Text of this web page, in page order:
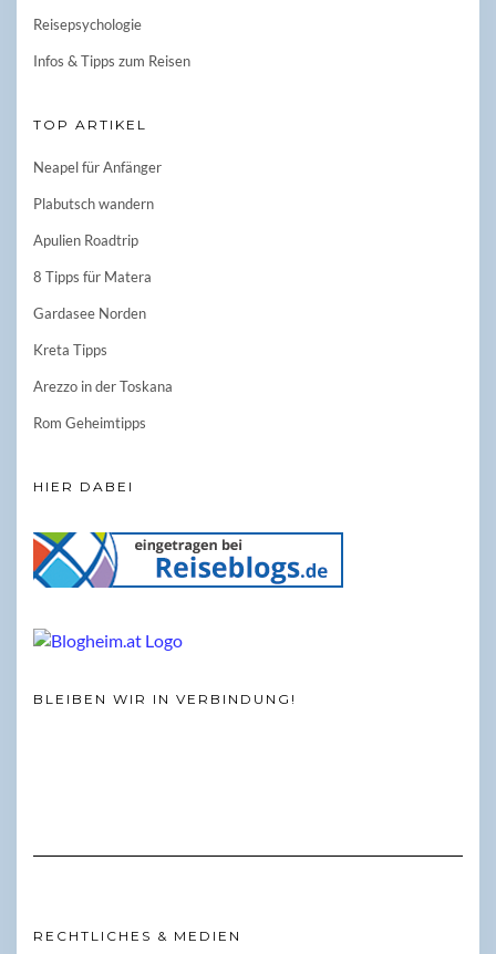
Reisepsychologie
Infos & Tipps zum Reisen
TOP ARTIKEL
Neapel für Anfänger
Plabutsch wandern
Apulien Roadtrip
8 Tipps für Matera
Gardasee Norden
Kreta Tipps
Arezzo in der Toskana
Rom Geheimtipps
HIER DABEI
BLEIBEN WIR IN VERBINDUNG!
RECHTLICHES & MEDIEN